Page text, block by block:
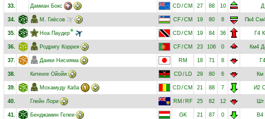
33. Дамиан Бокс CD /CM 27 88 10 Д
34. М. Гиёсов CF /CM 19 80 8 Пк4
35. Ноа Паудер CD /CM 19 84 36 Г4
36. Родригу Коррея CF /CM 23 106 0 Км4
37. Даики Нисияма RM 18 71 8 Г4
38. Китенге Ойойи CD / LD 29 80 6 Км
39. Мохамуду Каба CD /CM 21 88 7 И2
40. Глейн Лори RM / RF 25 82 12 Шт
41. Бенджамин Гелеи GK 21 87 0 В4